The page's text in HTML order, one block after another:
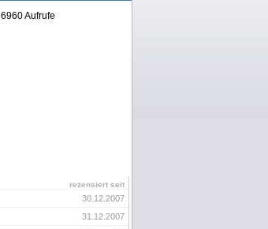
6960 Aufrufe
rezensiert seit
30.12.2007
31.12.2007